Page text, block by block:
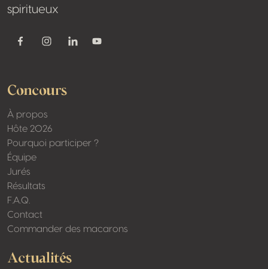
spiritueux
FacebookInstagramLinkedinYoutube
Concours
À propos
Hôte 2026
Pourquoi participer ?
Équipe
Jurés
Résultats
F.A.Q.
Contact
Commander des macarons
Actualités